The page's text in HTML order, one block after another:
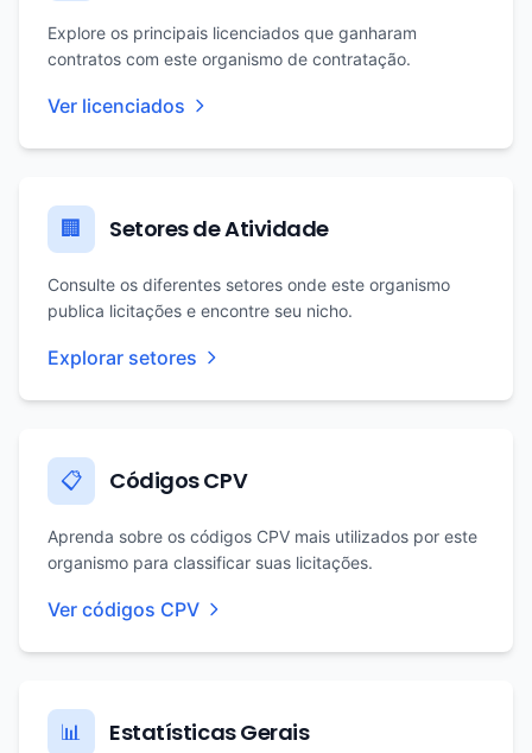
Explore os principais licenciados que ganharam
contratos com este organismo de contratação.
Ver licenciados
🏢 Setores de Atividade
Consulte os diferentes setores onde este organismo
publica licitações e encontre seu nicho.
Explorar setores
📋 Códigos CPV
Aprenda sobre os códigos CPV mais utilizados por este
organismo para classificar suas licitações.
Ver códigos CPV
📊 Estatísticas Gerais